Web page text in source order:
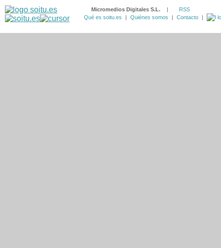
Micromedios Digitales S.L. |
RSS
Qué es soitu.es
| Quiénes somos | Contacto |